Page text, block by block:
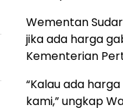
Wementan
jika ada harga
Kementerian
“Kalau ada
kami,” ungkap